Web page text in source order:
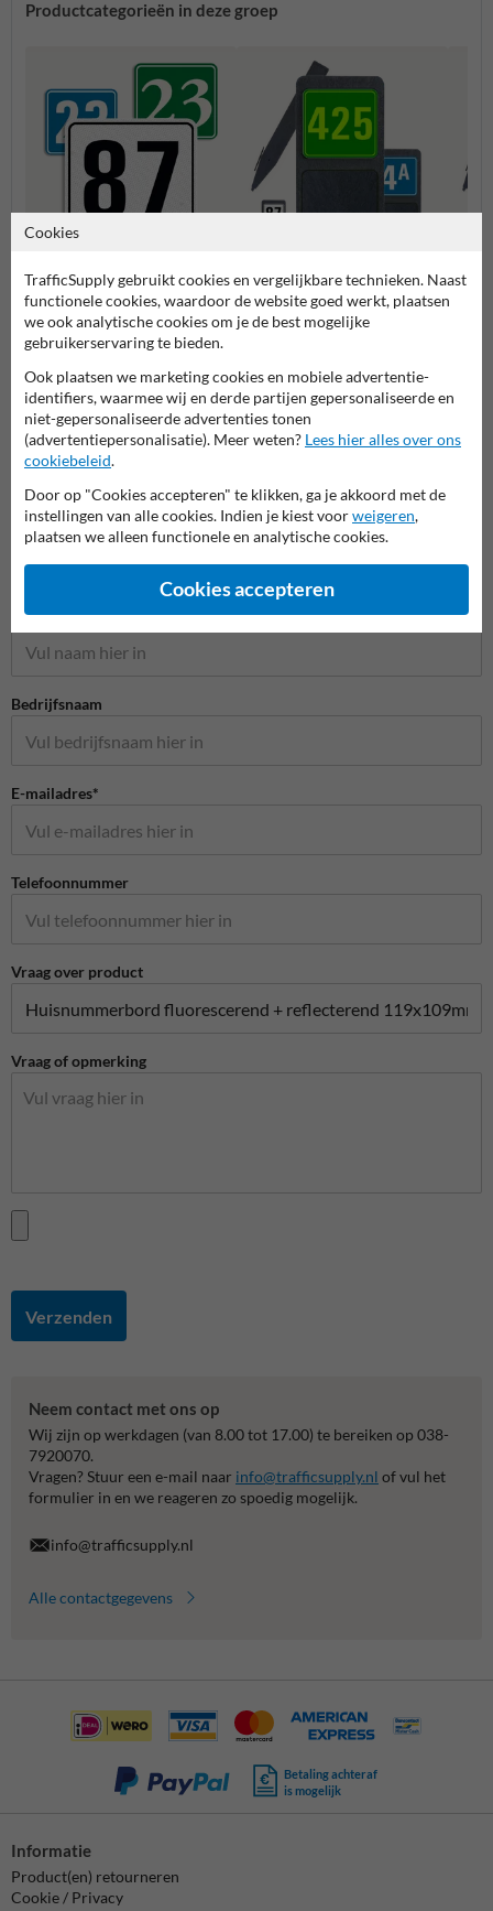
Productcategorieën in deze groep
Huisnummerbordjes
Huisnummerpaal met één
nummer
Stel je vraag aan Huisnummerpaal.nl
Naam*
Bedrijfsnaam
E-mailadres*
Telefoonnummer
Vraag over product
Vraag of opmerking
Verzenden
Neem contact met ons op
Wij zijn op werkdagen (van 8.00 tot 17.00) te bereiken op 038-
7920070.
Vragen? Stuur een e-mail naar info@trafficsupply.nl of vul het
formulier in en we reageren zo spoedig mogelijk.
info@trafficsupply.nl
Alle contactgegevens
Betaling achteraf
is mogelijk
Informatie
Product(en) retourneren
Cookie / Privacy
Cookies
TrafficSupply gebruikt cookies en vergelijkbare technieken. Naast
functionele cookies, waardoor de website goed werkt, plaatsen
we ook analytische cookies om je de best mogelijke
gebruikerservaring te bieden.
Ook plaatsen we marketing cookies en mobiele advertentie-
identifiers, waarmee wij en derde partijen gepersonaliseerde en
niet-gepersonaliseerde advertenties tonen
(advertentiepersonalisatie). Meer weten? Lees hier alles over ons
cookiebeleid.
Door op "Cookies accepteren" te klikken, ga je akkoord met de
instellingen van alle cookies. Indien je kiest voorweigeren,
plaatsen we alleen functionele en analytische cookies.
Cookies accepteren